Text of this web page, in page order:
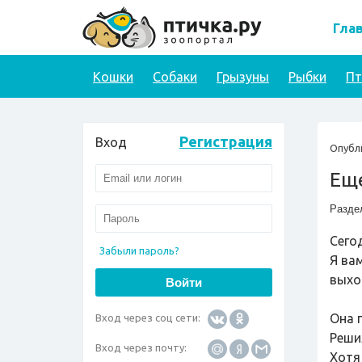
Кошки Собаки Грызуны Рыбки
Вход Регистрация
Забыли пароль?
Вход через соц сети:
Вход через почту:
Я
Она